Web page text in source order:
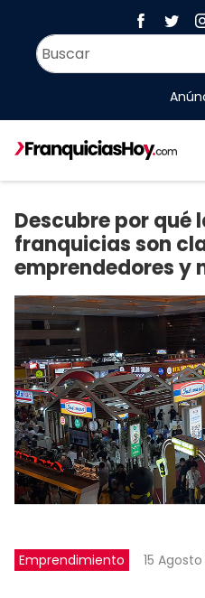
Descubre por qué
franquicias son
emprendedores y
Emprendimiento 15